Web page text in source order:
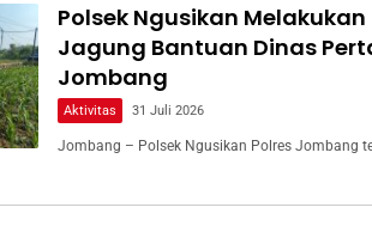
Polsek Ngusikan
Jagung Bantuan Dinas
Jombang
Aktivitas 31 Juli 2026
Jombang – Polsek Ngusikan Polres Jombang